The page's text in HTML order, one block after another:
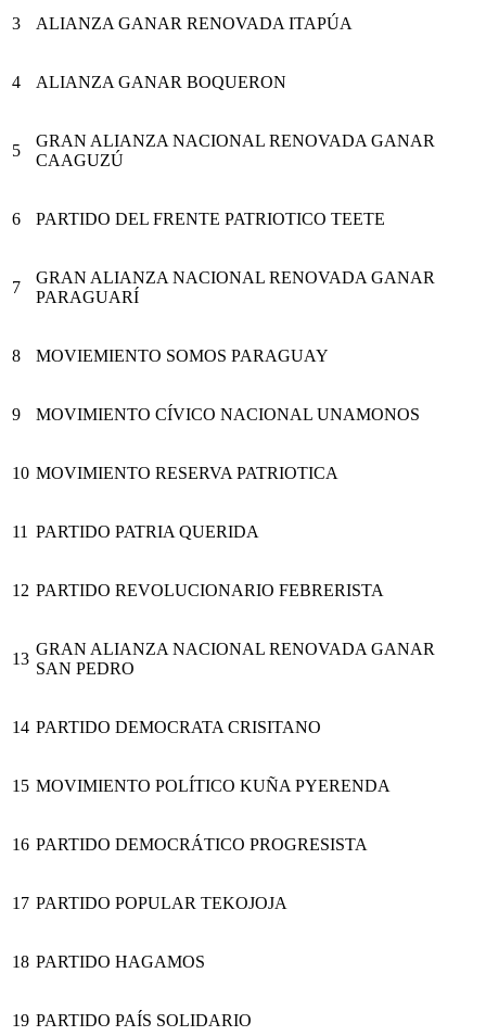
3 ALIANZA GANAR RENOVADA ITAPÚA
4 ALIANZA GANAR BOQUERON
5
GRAN ALIANZA NACIONAL RENOVADA GANAR
CAAGUZÚ
6 PARTIDO DEL FRENTE PATRIOTICO TEETE
7
GRAN ALIANZA NACIONAL RENOVADA GANAR
PARAGUARÍ
8 MOVIEMIENTO SOMOS PARAGUAY
9 MOVIMIENTO CÍVICO NACIONAL UNAMONOS
10 MOVIMIENTO RESERVA PATRIOTICA
11 PARTIDO PATRIA QUERIDA
12 PARTIDO REVOLUCIONARIO FEBRERISTA
13
GRAN ALIANZA NACIONAL RENOVADA GANAR
SAN PEDRO
14 PARTIDO DEMOCRATA CRISITANO
15 MOVIMIENTO POLÍTICO KUÑA PYERENDA
16 PARTIDO DEMOCRÁTICO PROGRESISTA
17 PARTIDO POPULAR TEKOJOJA
18 PARTIDO HAGAMOS
19 PARTIDO PAÍS SOLIDARIO